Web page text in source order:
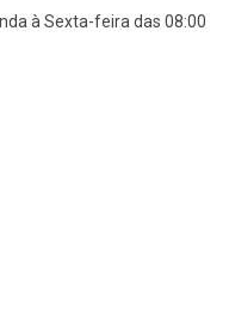
à Sexta-feira das 08:00